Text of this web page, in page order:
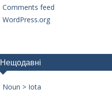
Comments feed
WordPress.org
Нещодавні
Noun > Iota